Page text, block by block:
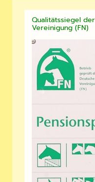
Qualitätssiegel
Vereinigung (FN)